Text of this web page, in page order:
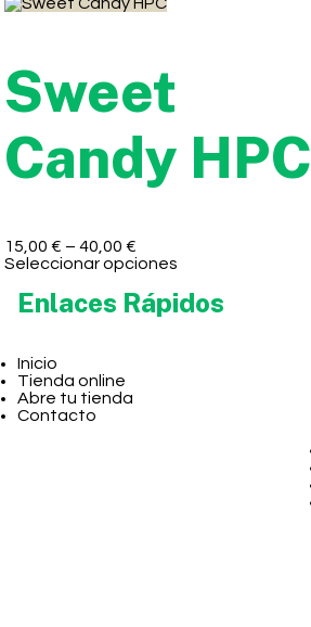
Sweet
Candy HPC
15,00 € – 40,00 €
Seleccionar opciones
Enlaces Rápidos
Inicio
Tienda online
Abre tu tienda
Contacto